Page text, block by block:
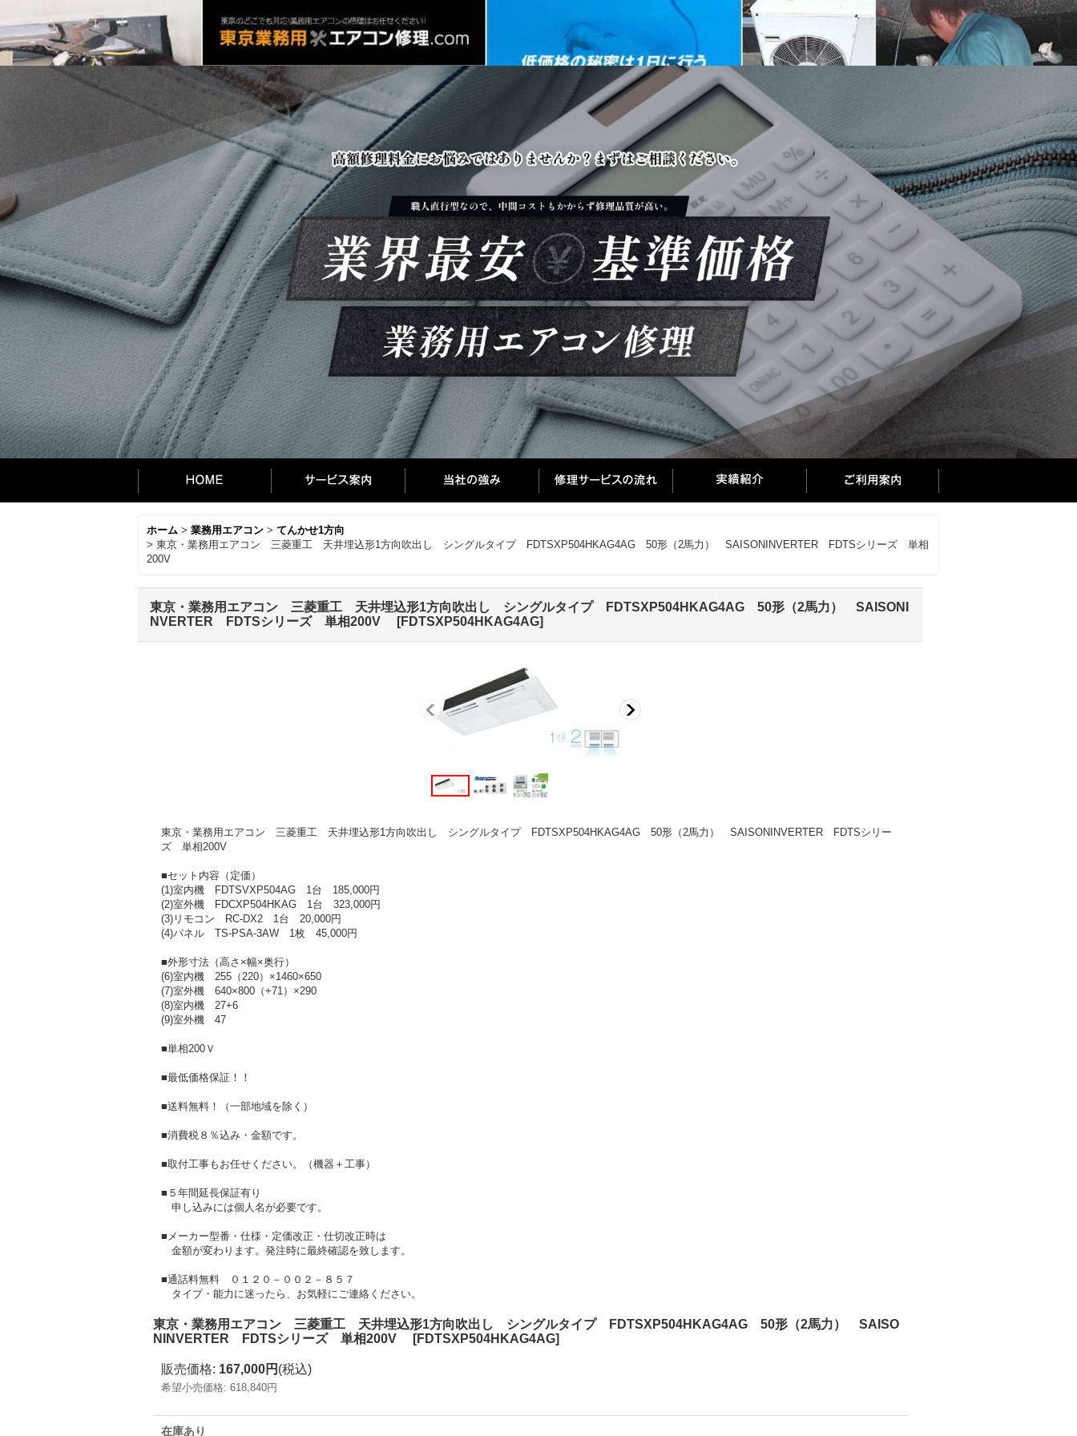
ホーム > 業務用エアコン > てんかせ1方向
> 東京・業務用エアコン 三菱重工 天井埋込形1方向吹出し シングルタイプ FDTSXP504HKAG4AG 50形（2馬力） SAISONINVERTER FDTSシリーズ 単相
200V
東京・業務用エアコン 三菱重工 天井埋込形1方向吹出し シングルタイプ FDTSXP504HKAG4AG 50形（2馬力） SAISONI
NVERTER FDTSシリーズ 単相200V
[FDTSXP504HKAG4AG]
東京・業務用エアコン 三菱重工 天井埋込形1方向吹出し シングルタイプ FDTSXP504HKAG4AG 50形（2馬力） SAISONINVERTER FDTSシリー
ズ 単相200V
■セット内容（定価）
(1)室内機 FDTSVXP504AG 1台 185,000円
(2)室外機 FDCXP504HKAG 1台 323,000円
(3)リモコン RC-DX2 1台 20,000円
(4)パネル TS-PSA-3AW 1枚 45,000円
■外形寸法（高さ×幅×奥行）
(6)室内機 255（220）×1460×650
(7)室外機 640×800（+71）×290
(8)室内機 27+6
(9)室外機 47
■単相200Ｖ
■最低価格保証！！
■送料無料！（一部地域を除く）
■消費税８％込み・金額です。
■取付工事もお任せください。（機器＋工事）
■５年間延長保証有り
申し込みには個人名が必要です。
■メーカー型番・仕様・定価改正・仕切改正時は
金額が変わります。発注時に最終確認を致します。
■通話料無料 ０１２０－００２－８５７
タイプ・能力に迷ったら、お気軽にご連絡ください。
東京・業務用エアコン 三菱重工 天井埋込形1方向吹出し シングルタイプ FDTSXP504HKAG4AG 50形（2馬力） SAISO
NINVERTER FDTSシリーズ 単相200V
[FDTSXP504HKAG4AG]
販売価格: 167,000円 (税込)
希望小売価格: 618,840円
在庫あり